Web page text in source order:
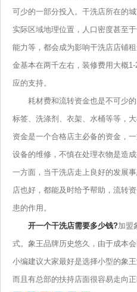
可少的一部分投入。干洗店所在的
实际区域地理位置，人口密度甚至
能力等，都会成为影响干洗店店铺
金基本在两千左右，装修费用大概
应的支持。
耗材费和流转资金也是不可少的
标签、洗涤剂、衣架、水桶等等，
资金是一个合格店主必备的资金，
设备的维修，不慎在处理衣物是造
一方面，当干洗店走上良好的发展
店也好，都能及时给予帮助，流转
患的作用。
开一个干洗店需要多少钱?加盟
式。象王品牌历史悠久，由于成本
小编建议大家最好是选择小型的象
而且有总部的扶持店面很容易走向正